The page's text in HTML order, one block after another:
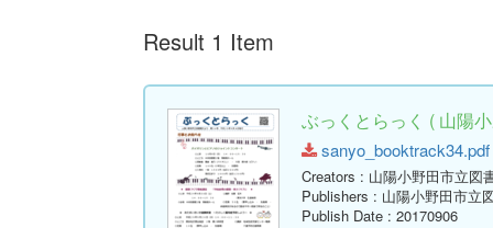
Result 1 Item
ぶっくとらっく ( 山陽
Creators : 山陽小野田市立図
Publishers : 山陽小野田市立
Publish Date : 20170906